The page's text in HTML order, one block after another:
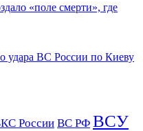
«поле смерти», где
удара ВС России по Киеву
России ВС РФ ВСУ